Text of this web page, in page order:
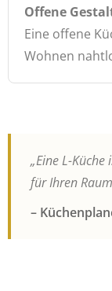
Offene
Eine offene
Wohnen
„Eine L-
für Ihren
–